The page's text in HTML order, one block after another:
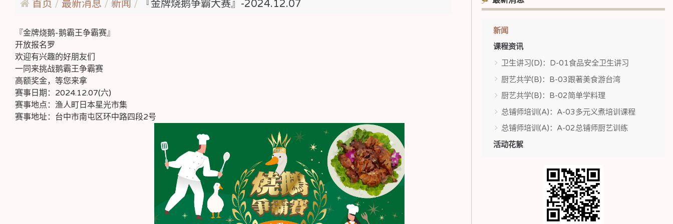
新闻
课程资讯
卫生讲习(D)：D-01食品安全卫生讲习
厨艺共学(B)：B-03跟著美食游台湾
厨艺共学(B)：B-02简单学料理
总铺师培训(A)：A-03多元义煮培训课程
总铺师培训(A)：A-02总铺师厨艺训练
活动花絮
首页 最新消息 新闻 『金牌烧鹅争霸大赛』-2024.12.07
『金牌烧鹅-鹅霸王争霸赛』
开放报名罗
欢迎有兴趣的好朋友们
一同来挑战鹅霸王争霸赛
高额奖金，等您来拿
赛事日期：2024.12.07(六)
赛事地点：渔人町日本星光市集
赛事地址：台中市南屯区环中路四段2号